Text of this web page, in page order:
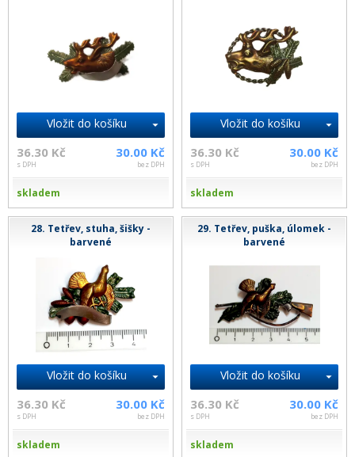
Vložit do košíku
36.30 Kč
s DPH
30.00 Kč
bez DPH
skladem
Vložit do košíku
36.30 Kč
s DPH
30.00 Kč
bez DPH
skladem
28. Tetřev, stuha, šišky -
barvené
Vložit do košíku
36.30 Kč
s DPH
30.00 Kč
bez DPH
skladem
29. Tetřev, puška, úlomek -
barvené
Vložit do košíku
36.30 Kč
s DPH
30.00 Kč
bez DPH
skladem